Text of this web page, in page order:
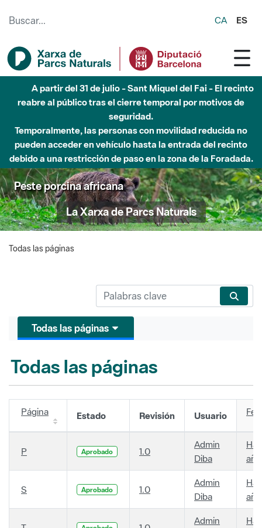
CA ES
A partir del 31 de julio - Sant Miquel del Fai - El recinto
reabre al público tras el cierre temporal por motivos de
seguridad.
Temporalmente, las personas con movilidad reducida no
pueden acceder en vehículo hasta la entrada del recinto
debido a una restricción de paso en la zona de la Foradada.
Peste porcina africana
La Xarxa de Parcs Naturals
Todas las páginas
Todas las páginas
Todas las páginas
Página Estado Revisión Usuario
P Aprobado 1.0
Admin
Diba
S Aprobado 1.0
Admin
Diba
Admin